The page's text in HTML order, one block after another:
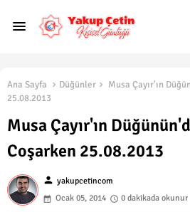
Ana Sayfa Düğünler
Musa Çayır'ın
25.08.2013
Musa Çayır'ın
Coşarken 25.08.2013
person yakupcetincom
Ocak 05, 2014
0 dakikada okunur